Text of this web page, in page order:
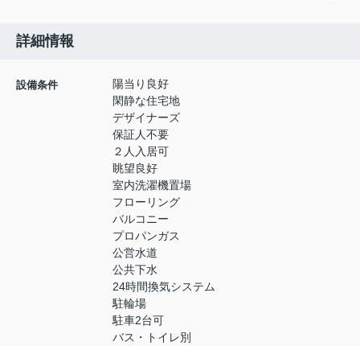
詳細情報
設備条件
陽当り良好
閑静な住宅地
デザイナーズ
保証人不要
２人入居可
眺望良好
室内洗濯機置場
フローリング
バルコニー
プロパンガス
公営水道
公共下水
24時間換気システム
駐輪場
駐車2台可
バス・トイレ別